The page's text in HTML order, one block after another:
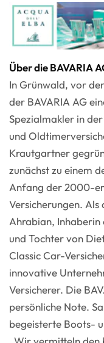
Über die BAVARIA
In Grünwald, vor
der BAVARIA AG
Spezialmakler in
und
Krautgartner
zunächst zu einem
Anfang der 2000-
Versicherungen.
Ahrabian, Inhaberin
und Tochter von
Classic Car-
innovative
Versicherer. Die
persönliche Note.
begeisterte Boots-